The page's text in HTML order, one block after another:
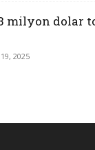
milyon dolar
2025